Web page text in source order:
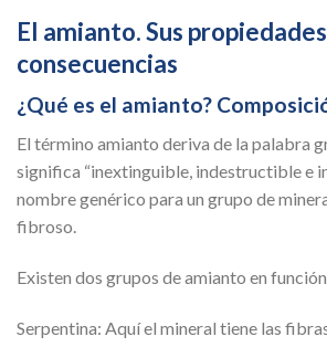
El amianto. Sus
consecuencias
¿Qué es el amianto?
El término amianto deriva de la palabra
significa “inextinguible, indestructible e
nombre genérico para un grupo de
fibroso.
Existen dos grupos de amianto en
Serpentina: Aquí el mineral tiene las